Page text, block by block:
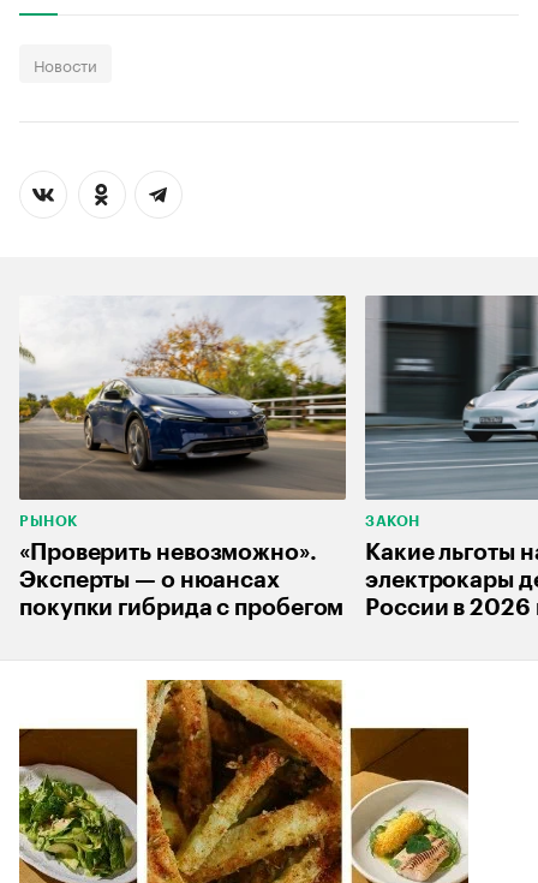
Новости
РЫНОК
«Проверить невозможно».
Эксперты — о нюансах
покупки гибрида с пробегом
ЗАКОН
Какие льготы
электрокары
России в 2026